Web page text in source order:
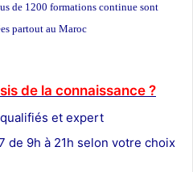
de 1200 formations continue sont
partout au Maroc
de la connaissance ?
et expert
de 9h à 21h selon votre choix